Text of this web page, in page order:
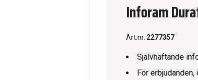
Inforam
Art.nr. 2277357
Självhäftande
För